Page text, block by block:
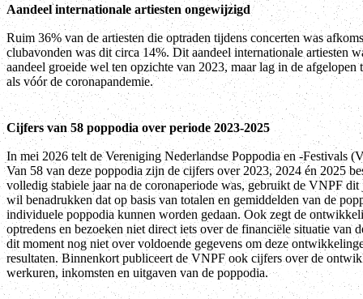
Aandeel internationale artiesten ongewijzigd
Ruim 36% van de artiesten die optraden tijdens concerten was
clubavonden was dit circa 14%. Dit aandeel internationale artiesten
aandeel groeide wel ten opzichte van 2023, maar lag in de
als vóór de coronapandemie.
Cijfers van 58 poppodia over periode 2023-2025
In mei 2026 telt de Vereniging Nederlandse Poppodia en -Festivals
Van 58 van deze poppodia zijn de cijfers over 2023, 2024 én 2025
volledig stabiele jaar na de coronaperiode was, gebruikt de VNPF
wil benadrukken dat op basis van totalen en gemiddelden van de
individuele poppodia kunnen worden gedaan. Ook zegt de
optredens en bezoeken niet direct iets over de financiële situatie van
dit moment nog niet over voldoende gegevens om deze
resultaten. Binnenkort publiceert de VNPF ook cijfers over de
werkuren, inkomsten en uitgaven van de poppodia.